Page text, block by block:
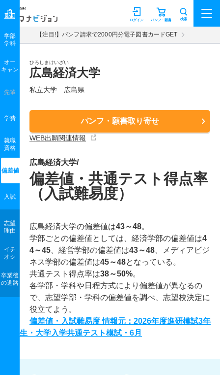
マナビジョン パンフ・願書
ログイン 検索
【注目!】パンフ請求で2000円分電子図書カードGET
ひろしまけいざい
広島経済大学
私立大学 広島県
パンフ・願書取り寄せ
WEB出願関連情報
学部
学科
オー
キャン
先輩
学費
就職
資格
偏差値
入試
志望
理由
イチ
オシ
卒業後
の進路
広島経済大学/
偏差値・共通テスト得点率
（入試難易度）
広島経済大学の偏差値は43～48。
学部ごとの偏差値としては、経済学部の偏差値は4
4～45 、経営学部の偏差値は43～48 、メディアビジ
ネス学部の偏差値は45～48となっている。
共通テスト得点率は38～50%。
各学部・学科や日程方式により偏差値が異なるの
で、志望学部・学科の偏差値を調べ、志望校決定に
役立てよう。
偏差値・入試難易度 情報元：2026年度進研模試3年
生・大学入学共通テスト模試・6月